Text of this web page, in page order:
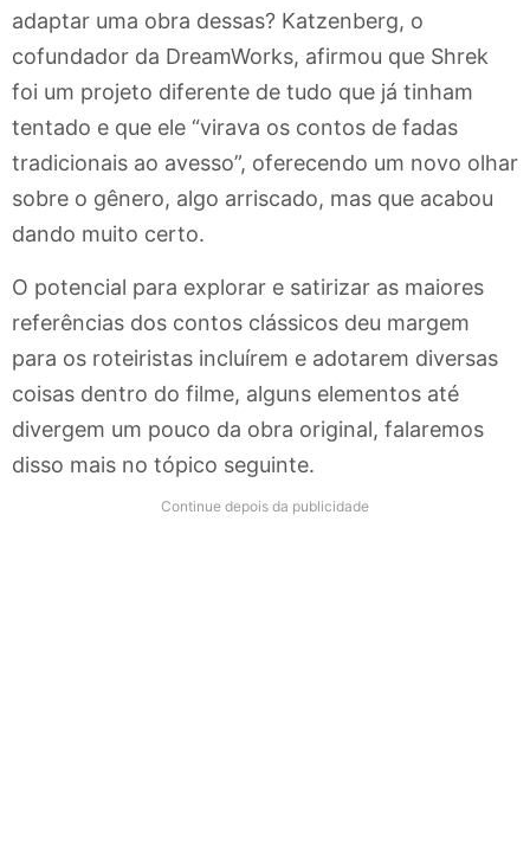
adaptar uma obra dessas? Katzenberg, o
cofundador da DreamWorks, afirmou que Shrek
foi um projeto diferente de tudo que já tinham
tentado e que ele “virava os contos de fadas
tradicionais ao avesso”, oferecendo um novo olhar
sobre o gênero, algo arriscado, mas que acabou
dando muito certo.
O potencial para explorar e satirizar as maiores
referências dos contos clássicos deu margem
para os roteiristas incluírem e adotarem diversas
coisas dentro do filme, alguns elementos até
divergem um pouco da obra original, falaremos
disso mais no tópico seguinte.
Continue depois da publicidade